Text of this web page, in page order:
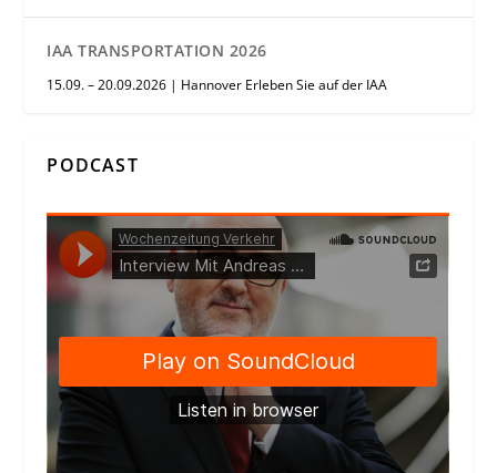
IAA TRANSPORTATION 2026
15.09. – 20.09.2026 | Hannover Erleben Sie auf der IAA
PODCAST